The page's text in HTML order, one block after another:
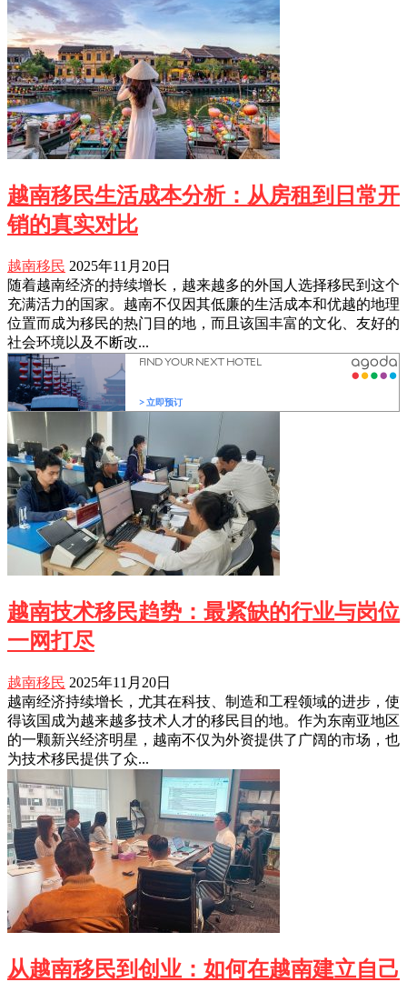
越南移民生活成本分析：从房租到日常开
销的真实对比
越南移民 2025年11月20日
随着越南经济的持续增长，越来越多的外国人选择移民到这个
充满活力的国家。越南不仅因其低廉的生活成本和优越的地理
位置而成为移民的热门目的地，而且该国丰富的文化、友好的
社会环境以及不断改...
越南技术移民趋势：最紧缺的行业与岗位
一网打尽
越南移民 2025年11月20日
越南经济持续增长，尤其在科技、制造和工程领域的进步，使
得该国成为越来越多技术人才的移民目的地。作为东南亚地区
的一颗新兴经济明星，越南不仅为外资提供了广阔的市场，也
为技术移民提供了众...
从越南移民到创业：如何在越南建立自己